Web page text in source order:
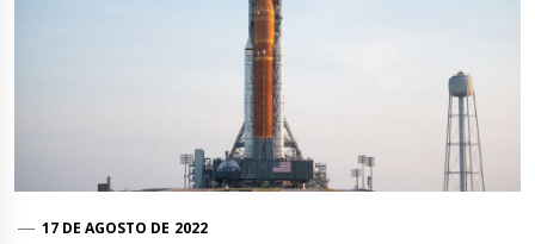
17 DE AGOSTO DE 2022